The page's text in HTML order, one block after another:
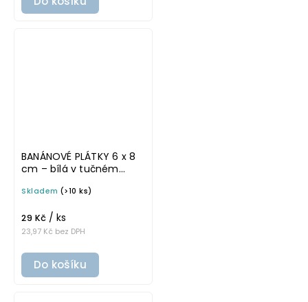
BANÁNOVÉ PLÁTKY 6 x 8
cm – bílá v tučném
samolepka na
Skladem (>10 ks)
23,97 Kč bez DPH
29 Kč / ks
Do košíku